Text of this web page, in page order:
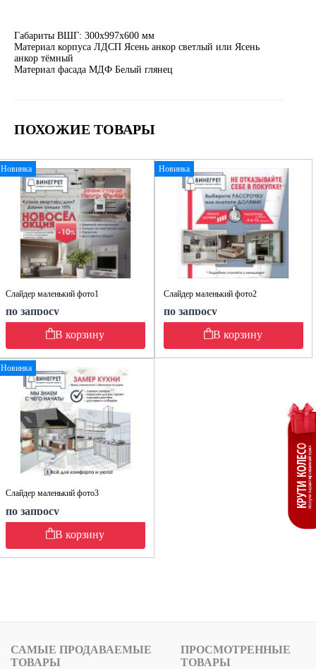
Габариты ВШГ: 300х997х600 мм
Материал корпуса ЛДСП Ясень анкор светлый или Ясень
анкор тёмный
Материал фасада МДФ Белый глянец
ПОХОЖИЕ ТОВАРЫ
Новинка
Слайдер маленький фото1
по запросу
В корзину
Новинка
Слайдер маленький фото2
по запросу
В корзину
Новинка
Слайдер маленький фото3
по запросу
В корзину
САМЫЕ ПРОДАВАЕМЫЕ
ТОВАРЫ
ПРОСМОТРЕННЫЕ
ТОВАРЫ